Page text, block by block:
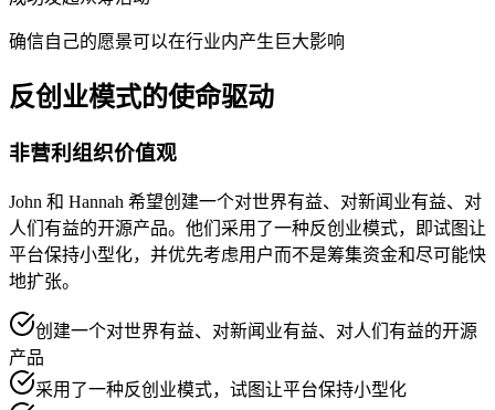
确信自己的愿景可以在行业内产生巨大影响
反创业模式的使命驱动
非营利组织价值观
John 和 Hannah 希望创建一个对世界有益、对新闻业有益、对
人们有益的开源产品。他们采用了一种反创业模式，即试图让
平台保持小型化，并优先考虑用户而不是筹集资金和尽可能快
地扩张。
创建一个对世界有益、对新闻业有益、对人们有益的开源
产品
采用了一种反创业模式，试图让平台保持小型化